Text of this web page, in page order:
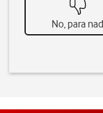
No, para